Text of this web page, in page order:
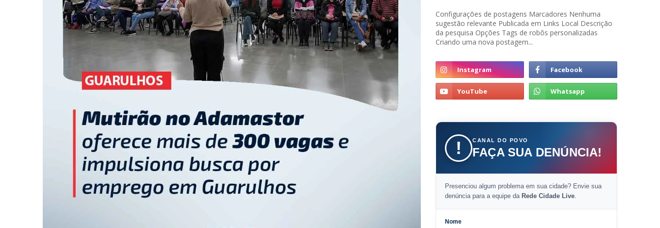
Configurações de postagens Marcadores Nenhuma
sugestão relevante Publicada em Links Local Descrição
da pesquisa Opções Tags de robôs personalizadas
Criando uma nova postagem...
! CANAL DO POVO
FAÇA SUA DENÚNCIA!
Presenciou algum problema em sua cidade? Envie sua
denúncia para a equipe da Rede Cidade Live.
Nome